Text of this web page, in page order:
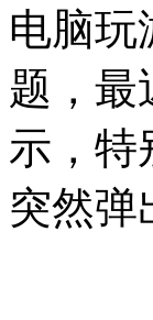
电脑玩
题，最
示，特
突然弹